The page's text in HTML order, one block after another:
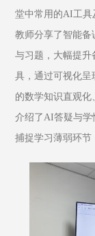
堂中常用的AI工具
教师分享了智能备
与习题，大幅提
具，通过可视化呈
的数学知识直观
介绍了AI答疑与学
捕捉学习薄弱环节